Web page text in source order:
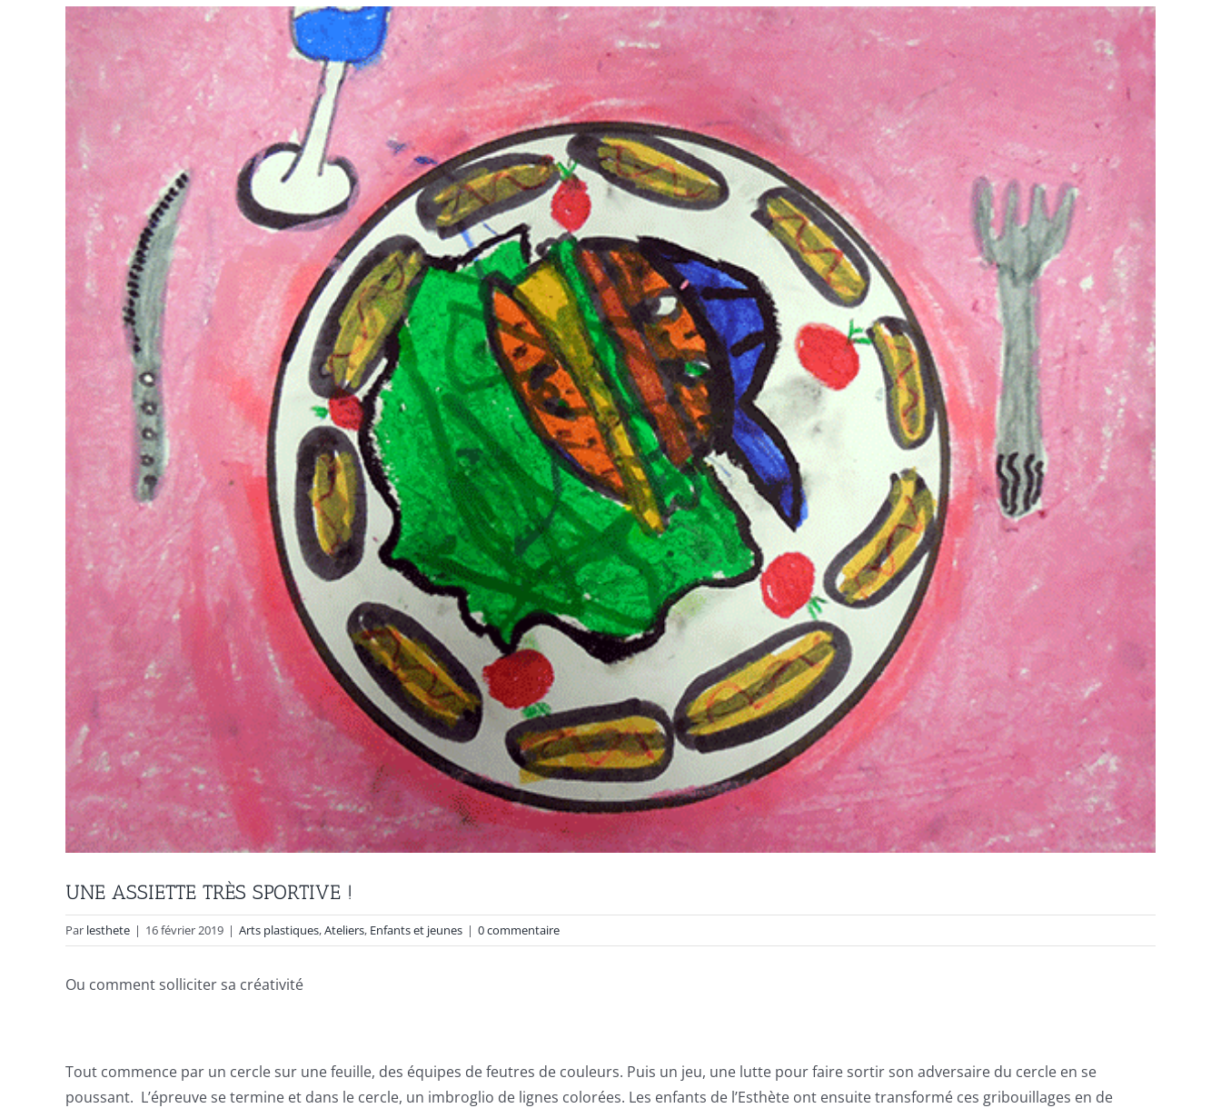
UNE ASSIETTE TRÈS SPORTIVE !
Par lesthete | 16 février 2019 | Arts plastiques,Ateliers, Enfants et jeunes | 0 commentaire
Ou comment solliciter sa créativité
Tout commence par un cercle sur une feuille, des équipes de feutres de couleurs. Puis un jeu, une lutte pour faire sortir son adversaire du cercle en se
poussant. L’épreuve se termine et dans le cercle, un imbroglio de lignes colorées. Les enfants de l’Esthète ont ensuite transformé ces gribouillages en de